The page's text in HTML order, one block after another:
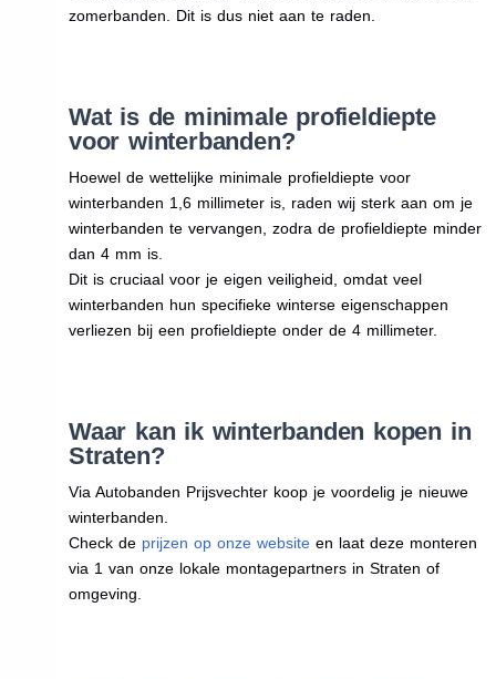
zomerbanden. Dit is dus niet aan te raden.
Wat is de minimale profieldiepte
voor winterbanden?
Hoewel de wettelijke minimale profieldiepte voor
winterbanden 1,6 millimeter is, raden wij sterk aan om je
winterbanden te vervangen, zodra de profieldiepte minder
dan 4 mm is.
Dit is cruciaal voor je eigen veiligheid, omdat veel
winterbanden hun specifieke winterse eigenschappen
verliezen bij een profieldiepte onder de 4 millimeter.
Waar kan ik winterbanden kopen in
Straten?
Via Autobanden Prijsvechter koop je voordelig je nieuwe
winterbanden.
Check de prijzen op onze websiteen laat deze monteren
via 1 van onze lokale montagepartners in Straten of
omgeving.